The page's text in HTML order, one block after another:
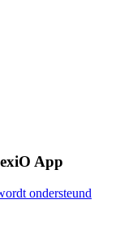
App
ondersteund